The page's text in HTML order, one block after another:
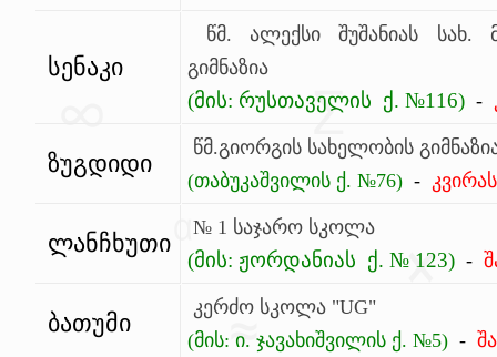
სენაკი
წმ. ალექსი შუშანიას სახ.
გიმნაზია
(მის: რუსთაველის ქ.№116) -
ზუგდიდი
წმ.გიორგის სახელობის
(თაბუკაშვილის ქ. №76) -
ლანჩხუთი
№ 1 საჯარო სკოლა
(მის: ჟორდანიას ქ. № 123) -
ბათუმი
კერძო სკოლა "UG"
(მის: ი. ჯავახიშვილის ქ. №5) -